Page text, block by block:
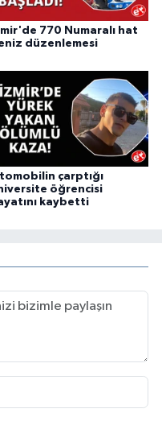
770 Numaralı hat
düzenlemesi
çarptığı
öğrencisi
kaybetti